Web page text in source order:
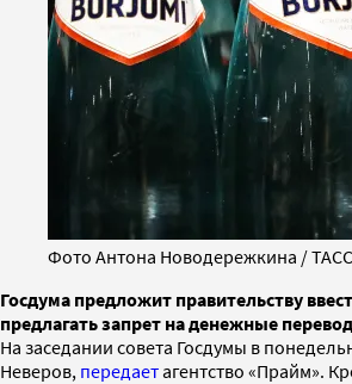
Фото Антона Новодережкина / ТАСС
Госдума предложит правительству
предлагать запрет на денежные
На заседании совета Госдумы в
Неверов, передаетагентство «Прайм».